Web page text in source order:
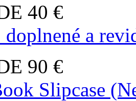
40 €
a
90 €
Slipcase